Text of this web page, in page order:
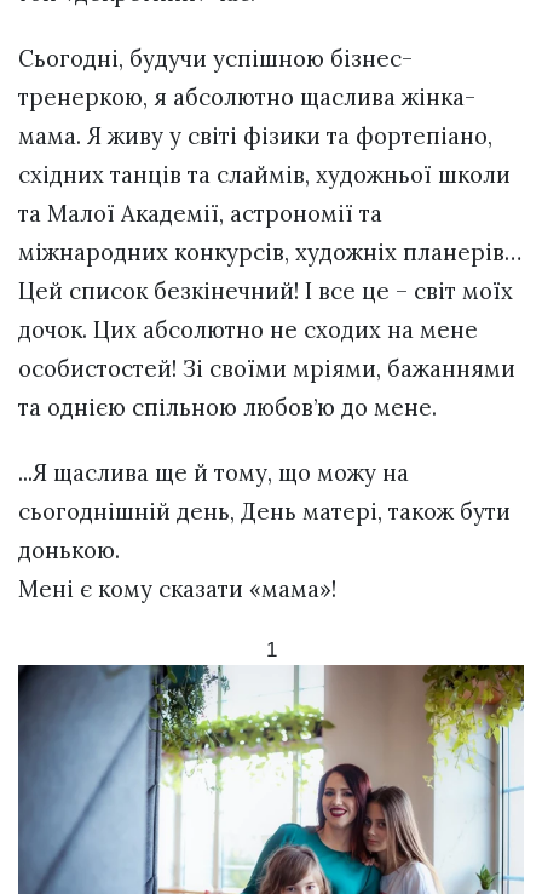
Сьогодні, будучи успішною бізнес-
тренеркою, я абсолютно щаслива жінка-
мама. Я живу у світі фізики та фортепіано,
східних танців та слаймів, художньої школи
та Малої Академії, астрономії та
міжнародних конкурсів, художніх планерів…
Цей список безкінечний! І все це – світ моїх
дочок. Цих абсолютно не сходих на мене
особистостей! Зі своїми мріями, бажаннями
та однією спільною любов’ю до мене.
...Я щаслива ще й тому, що можу на
сьогоднішній день, День матері, також бути
донькою.
Мені є кому сказати «мама»!
1